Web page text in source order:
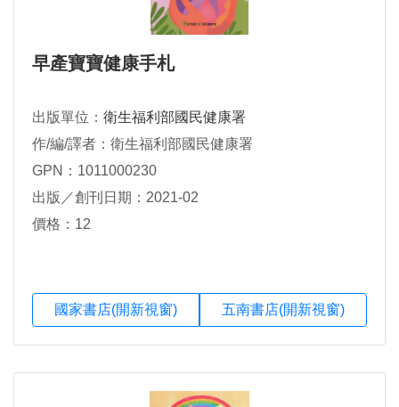
早產寶寶健康手札
出版單位： 衛生福利部國民健康署
作/編/譯者：衛生福利部國民健康署
GPN：1011000230
出版／創刊日期：2021-02
價格：12
國家書店(開新視窗) 五南書店(開新視窗)